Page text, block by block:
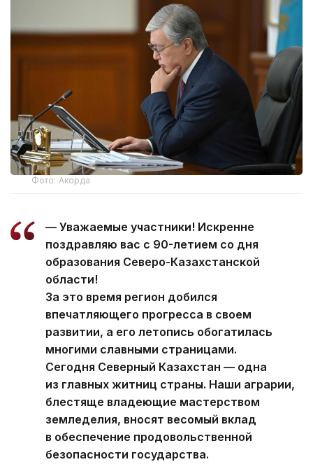
Фото: Акорда
— Уважаемые участники! Искренне
поздравляю вас с 90-летием со дня
образования Северо-Казахстанской
области!
За это время регион добился
впечатляющего прогресса в своем
развитии, а его летопись обогатилась
многими славными страницами.
Сегодня Северный Казахстан — одна
из главных житниц страны. Наши аграрии,
блестяще владеющие мастерством
земледелия, вносят весомый вклад
в обеспечение продовольственной
безопасности государства.